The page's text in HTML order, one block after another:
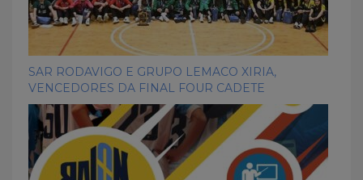
SAR RODAVIGO E GRUPO LEMACO XIRIA,
VENCEDORES DA FINAL FOUR CADETE